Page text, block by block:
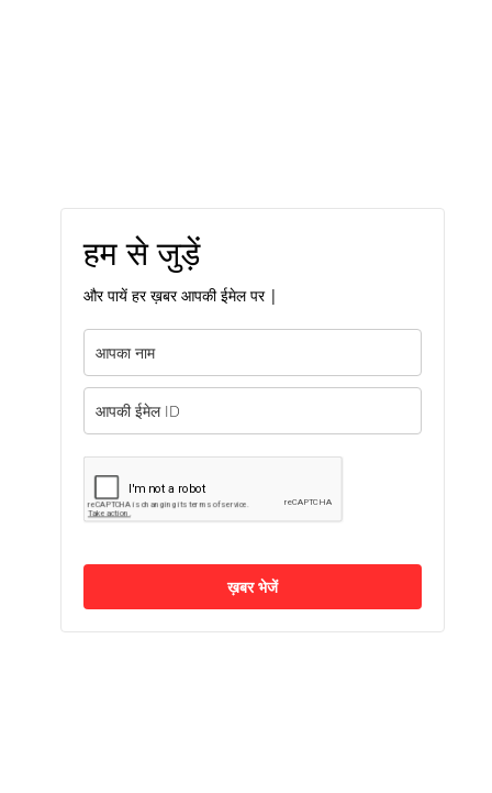
हम से जुड़ें
और पायें हर ख़बर आपकी ईमेल पर |
ख़बर भेजें